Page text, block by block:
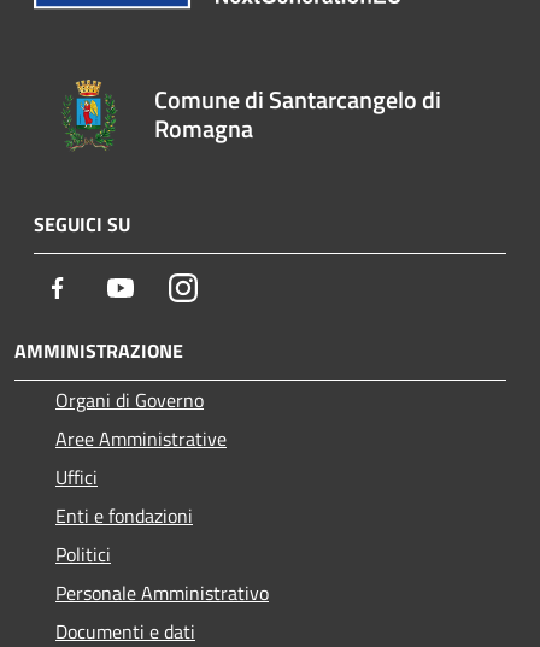
Comune di Santarcangelo di
Romagna
SEGUICI SU
Facebook YoutubeInstagram
AMMINISTRAZIONE
Organi di Governo
Aree Amministrative
Uffici
Enti e fondazioni
Politici
Personale Amministrativo
Documenti e dati